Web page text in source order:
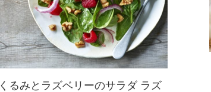
くるみとラズベリーのサラダ ラズ